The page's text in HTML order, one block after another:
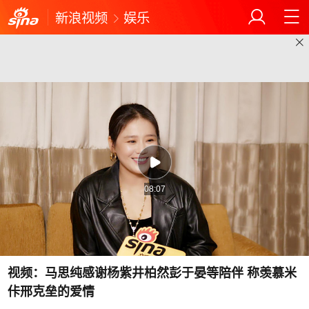
新浪视频 娱乐
08:07
视频：马思纯感谢杨紫井柏然彭于晏等陪伴 称羡慕米
佧邢克垒的爱情